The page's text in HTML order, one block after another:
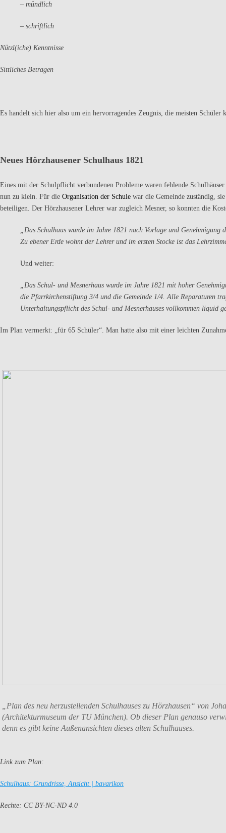
– mündlich
– schriftlich
Nützl(iche) Kenntnisse
Sittliches Betragen
Es handelt sich hier also um ein hervorragendes Zeugnis, die meisten
Neues Hörzhausener Schulhaus 1821
Eines mit der Schulpflicht verbundenen Probleme waren fehlende
nun zu klein. Für die Organisation der Schule war die Gemeinde zuständig,
beteiligen. Der Hörzhausener Lehrer war zugleich Mesner, so konnten die
„Das Schulhaus wurde im Jahre 1821 nach Vorlage und
Zu ebener Erde wohnt der Lehrer und im ersten Stocke ist das
Und weiter:
„Das Schul- und Mesnerhaus wurde im Jahre 1821 mit hoher
die Pfarrkirchenstiftung 3/4 und die Gemeinde 1/4. Alle Reparaturen
Unterhaltungspflicht des Schul- und Mesnerhauses vollkommen liquid
Im Plan vermerkt: „für 65 Schüler“. Man hatte also mit einer leichten
„Plan des neu herzustellenden Schulhauses zu Hörzhausen“ von
(Architekturmuseum der TU München). Ob dieser Plan genauso
denn es gibt keine Außenansichten dieses alten Schulhauses.
Link zum Plan:
Schulhaus: Grundrisse, Ansicht | bavarikon
Rechte: CC BY-NC-ND 4.0